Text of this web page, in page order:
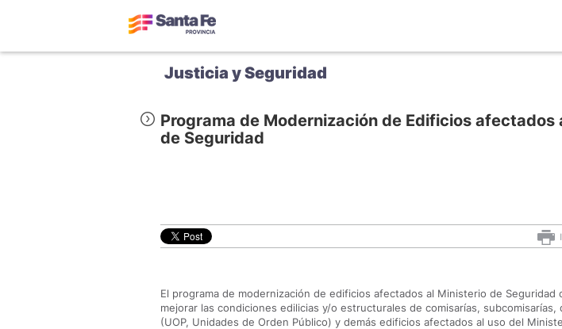
Justicia y Seguridad
Programa de Modernización de Edificios afectados
de Seguridad
El programa de modernización de edificios afectados al Ministerio de Seguridad
mejorar las condiciones edilicias y/o estructurales de comisarías, subcomisarías,
(UOP, Unidades de Orden Público) y demás edificios afectados al uso del